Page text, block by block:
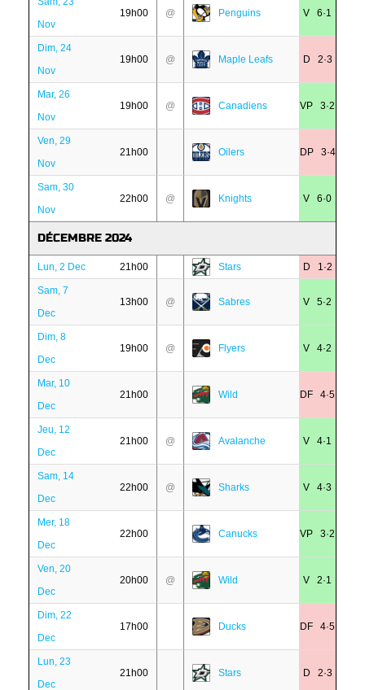
Nov
19h00 @ Penguins V 6·1
Dim, 24
Nov
19h00 @ Maple Leafs D 2·3
Mar, 26
Nov
19h00 @ Canadiens VP 3·2
Ven, 29
Nov
21h00 Oilers DP 3·4
Sam, 30
Nov
22h00 @ Knights V 6·0
DÉCEMBRE 2024
Lun, 2 Dec 21h00 Stars D 1·2
Sam, 7
Dec
13h00 @ Sabres V 5·2
Dim, 8
Dec
19h00 @ Flyers V 4·2
Mar, 10
Dec
21h00 Wild DF 4·5
Jeu, 12
Dec
21h00 @ Avalanche V 4·1
Sam, 14
Dec
22h00 @ Sharks V 4·3
Mer, 18
Dec
22h00 Canucks VP 3·2
Ven, 20
Dec
20h00 @ Wild V 2·1
Dim, 22
Dec
17h00 Ducks DF 4·5
Lun, 23
Dec
21h00 Stars D 2·3